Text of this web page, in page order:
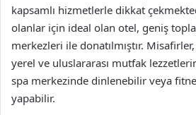
kapsamlı hizmetlerle dikkat
olanlar için ideal olan otel, geniş
merkezleri ile donatılmıştır.
yerel ve uluslararası mutfak
spa merkezinde dinlenebilir veya
yapabilir.